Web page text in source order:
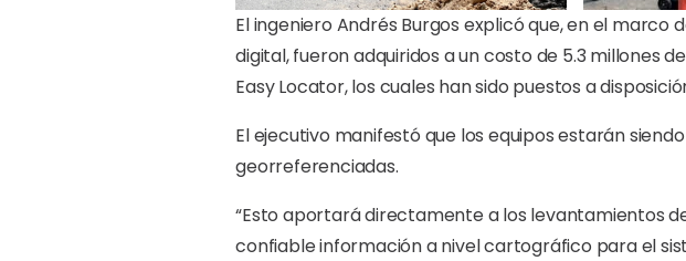
El ingeniero Andrés Burgos explicó que, en el
digital, fueron adquiridos a un costo de 5.3
Easy Locator, los cuales han sido puestos a
El ejecutivo manifestó que los equipos estarán
georreferenciadas.
“Esto aportará directamente a los levantamientos
confiable información a nivel cartográfico para el